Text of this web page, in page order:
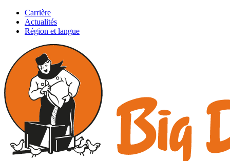
Carrière
Actualités
Région et langue